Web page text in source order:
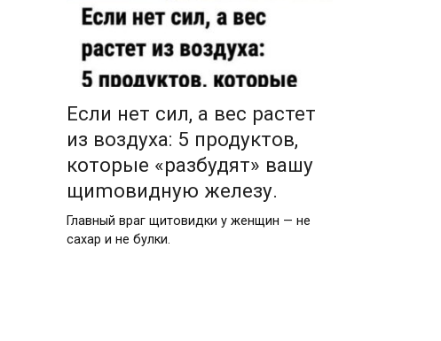
Если нет сил, а вес растет
из воздуха: 5 продуктов,
которые «разбудят» вашу
щиmовидную железу.
Главный враг щитовидки у женщин — не
сахар и не булки.